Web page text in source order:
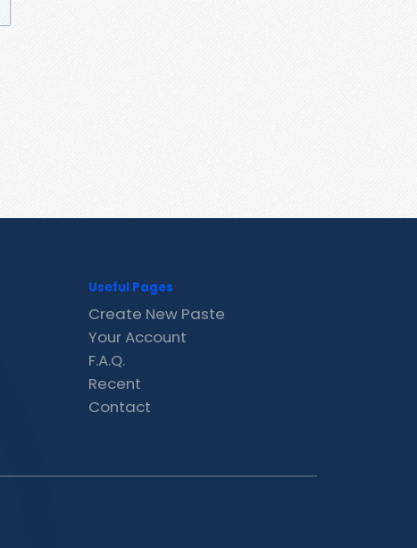
Useful Pages
Create New Paste
Your Account
F.A.Q.
Recent
Contact